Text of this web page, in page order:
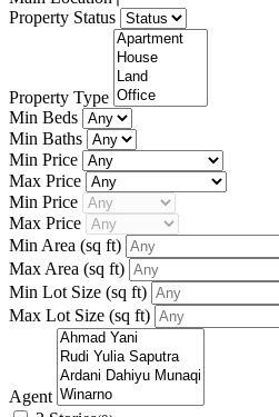
Property Status
Property Type
Min Beds
Min Baths
Min Price
Max Price
Min Price
Max Price
Min Area (sq ft)
Max Area (sq ft)
Min Lot Size (sq ft)
Max Lot Size (sq ft)
Agent